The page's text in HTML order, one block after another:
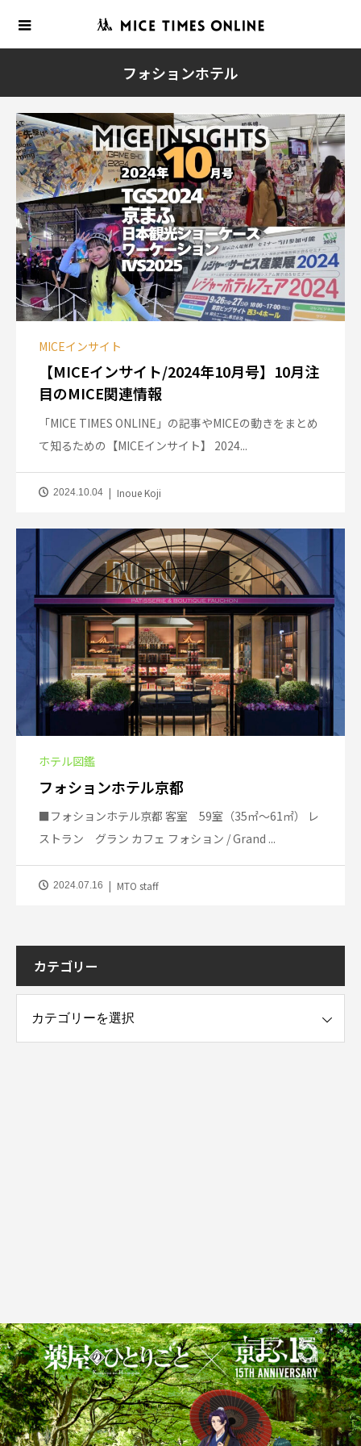
フォションホテル
MICEインサイト
【MICEインサイト/2024年10月号】10月注
目のMICE関連情報
「MICE TIMES ONLINE」の記事やMICEの動きをまとめ
て知るための【MICEインサイト】 2024...
2024.10.04 Inoue Koji
ホテル図鑑
フォションホテル京都
■フォションホテル京都 客室 59室（35㎡～61㎡） レ
ストラン グラン カフェ フォション / Grand ...
2024.07.16 MTO staff
カテゴリー